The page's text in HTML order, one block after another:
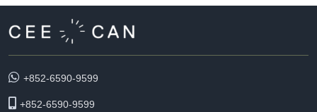
+852-6590-9599
+852-6590-9599